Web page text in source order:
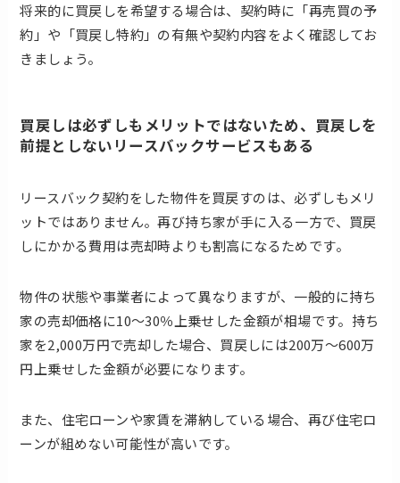
将来的に買戻しを希望する場合は、契約時に「再売買の予
約」や「買戻し特約」の有無や契約内容をよく確認してお
きましょう。
買戻しは必ずしもメリットではないため、買戻しを
前提としないリースバックサービスもある
リースバック契約をした物件を買戻すのは、必ずしもメリ
ットではありません。再び持ち家が手に入る一方で、買戻
しにかかる費用は売却時よりも割高になるためです。
物件の状態や事業者によって異なりますが、一般的に持ち
家の売却価格に10～30％上乗せした金額が相場です。持ち
家を2,000万円で売却した場合、買戻しには200万～600万
円上乗せした金額が必要になります。
また、住宅ローンや家賃を滞納している場合、再び住宅ロ
ーンが組めない可能性が高いです。